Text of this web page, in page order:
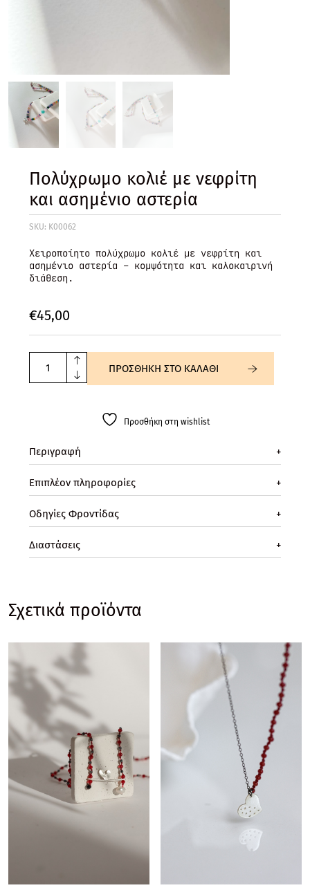
Πολύχρωμο κολιέ με νεφρίτη
και ασημένιο αστερία
SKU: K00062
Χειροποίητο πολύχρωμο κολιέ με νεφρίτη και
ασημένιο αστερία – κομψότητα και καλοκαιρινή
διάθεση.
€45,00
ΠΡΟΣΘΗΚΗ ΣΤΟ ΚΑΛΑΘΙ
Προσθήκη στη wishlist
Περιγραφή +
Επιπλέον πληροφορίες +
Οδηγίες Φροντίδας +
Διαστάσεις +
Σχετικά προϊόντα